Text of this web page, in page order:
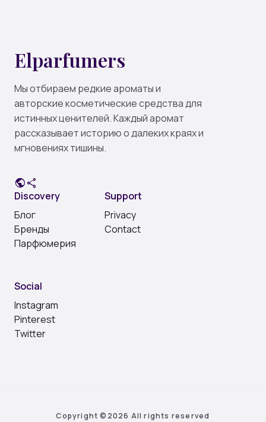
Elparfumers
Мы отбираем редкие ароматы и
авторские косметические средства для
истинных ценителей. Каждый аромат
рассказывает историю о далеких краях и
мгновениях тишины.
publicshare
Discovery
Блог
Бренды
Парфюмерия
Support
Privacy
Contact
Social
Instagram
Pinterest
Twitter
Copyright © 2026 All rights reserved